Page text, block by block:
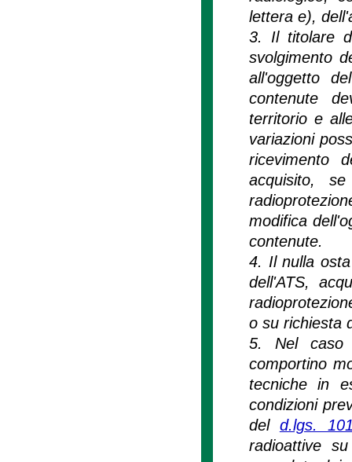
lettera e),
3. Il titolare
svolgimento
all'oggetto
contenute
territorio e
variazioni
ricevimento
acquisito,
modifica
contenute.
4. Il nulla
dell'ATS,
o su richiesta
5. Nel caso
comportino
tecniche in
condizioni
del d.lgs.
radioattive